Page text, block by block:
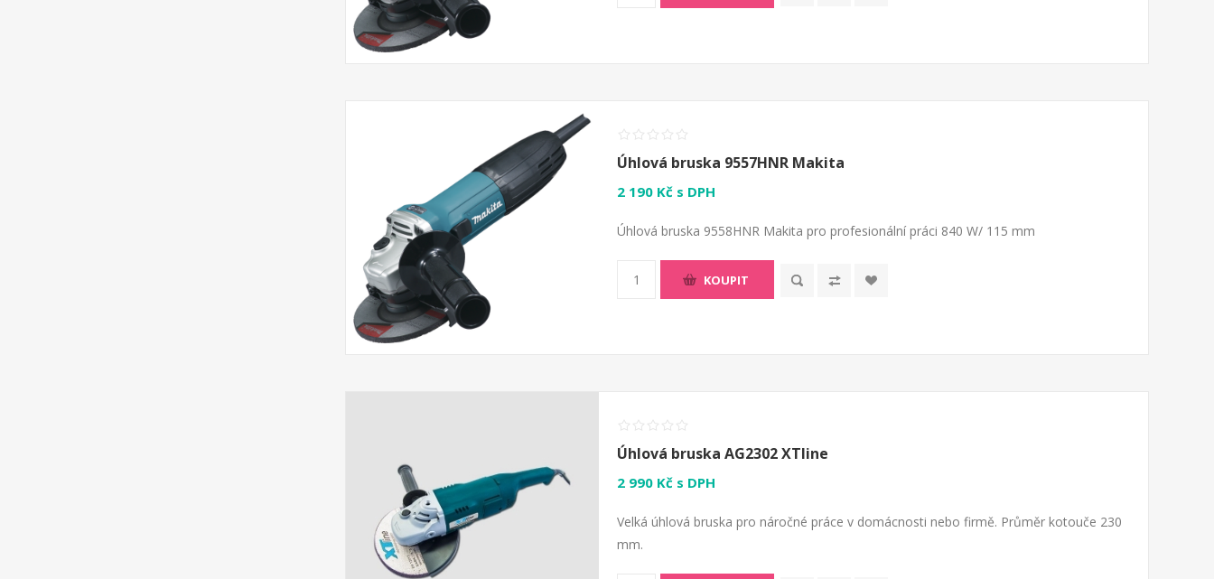
Úhlová bruska 9557HNR Makita
2 190 Kč s DPH
Úhlová bruska 9558HNR Makita pro profesionální práci 840 W/ 115 mm
KOUPIT
Úhlová bruska AG2302 XTline
2 990 Kč s DPH
Velká úhlová bruska pro náročné práce v domácnosti nebo firmě. Průměr kotouče 230
mm.